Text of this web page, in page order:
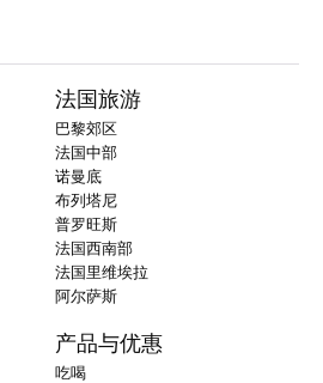
法国旅游
巴黎郊区
法国中部
诺曼底
布列塔尼
普罗旺斯
法国西南部
法国里维埃拉
阿尔萨斯
产品与优惠
吃喝